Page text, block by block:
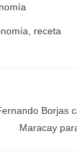
receta
Borjas
Maracay